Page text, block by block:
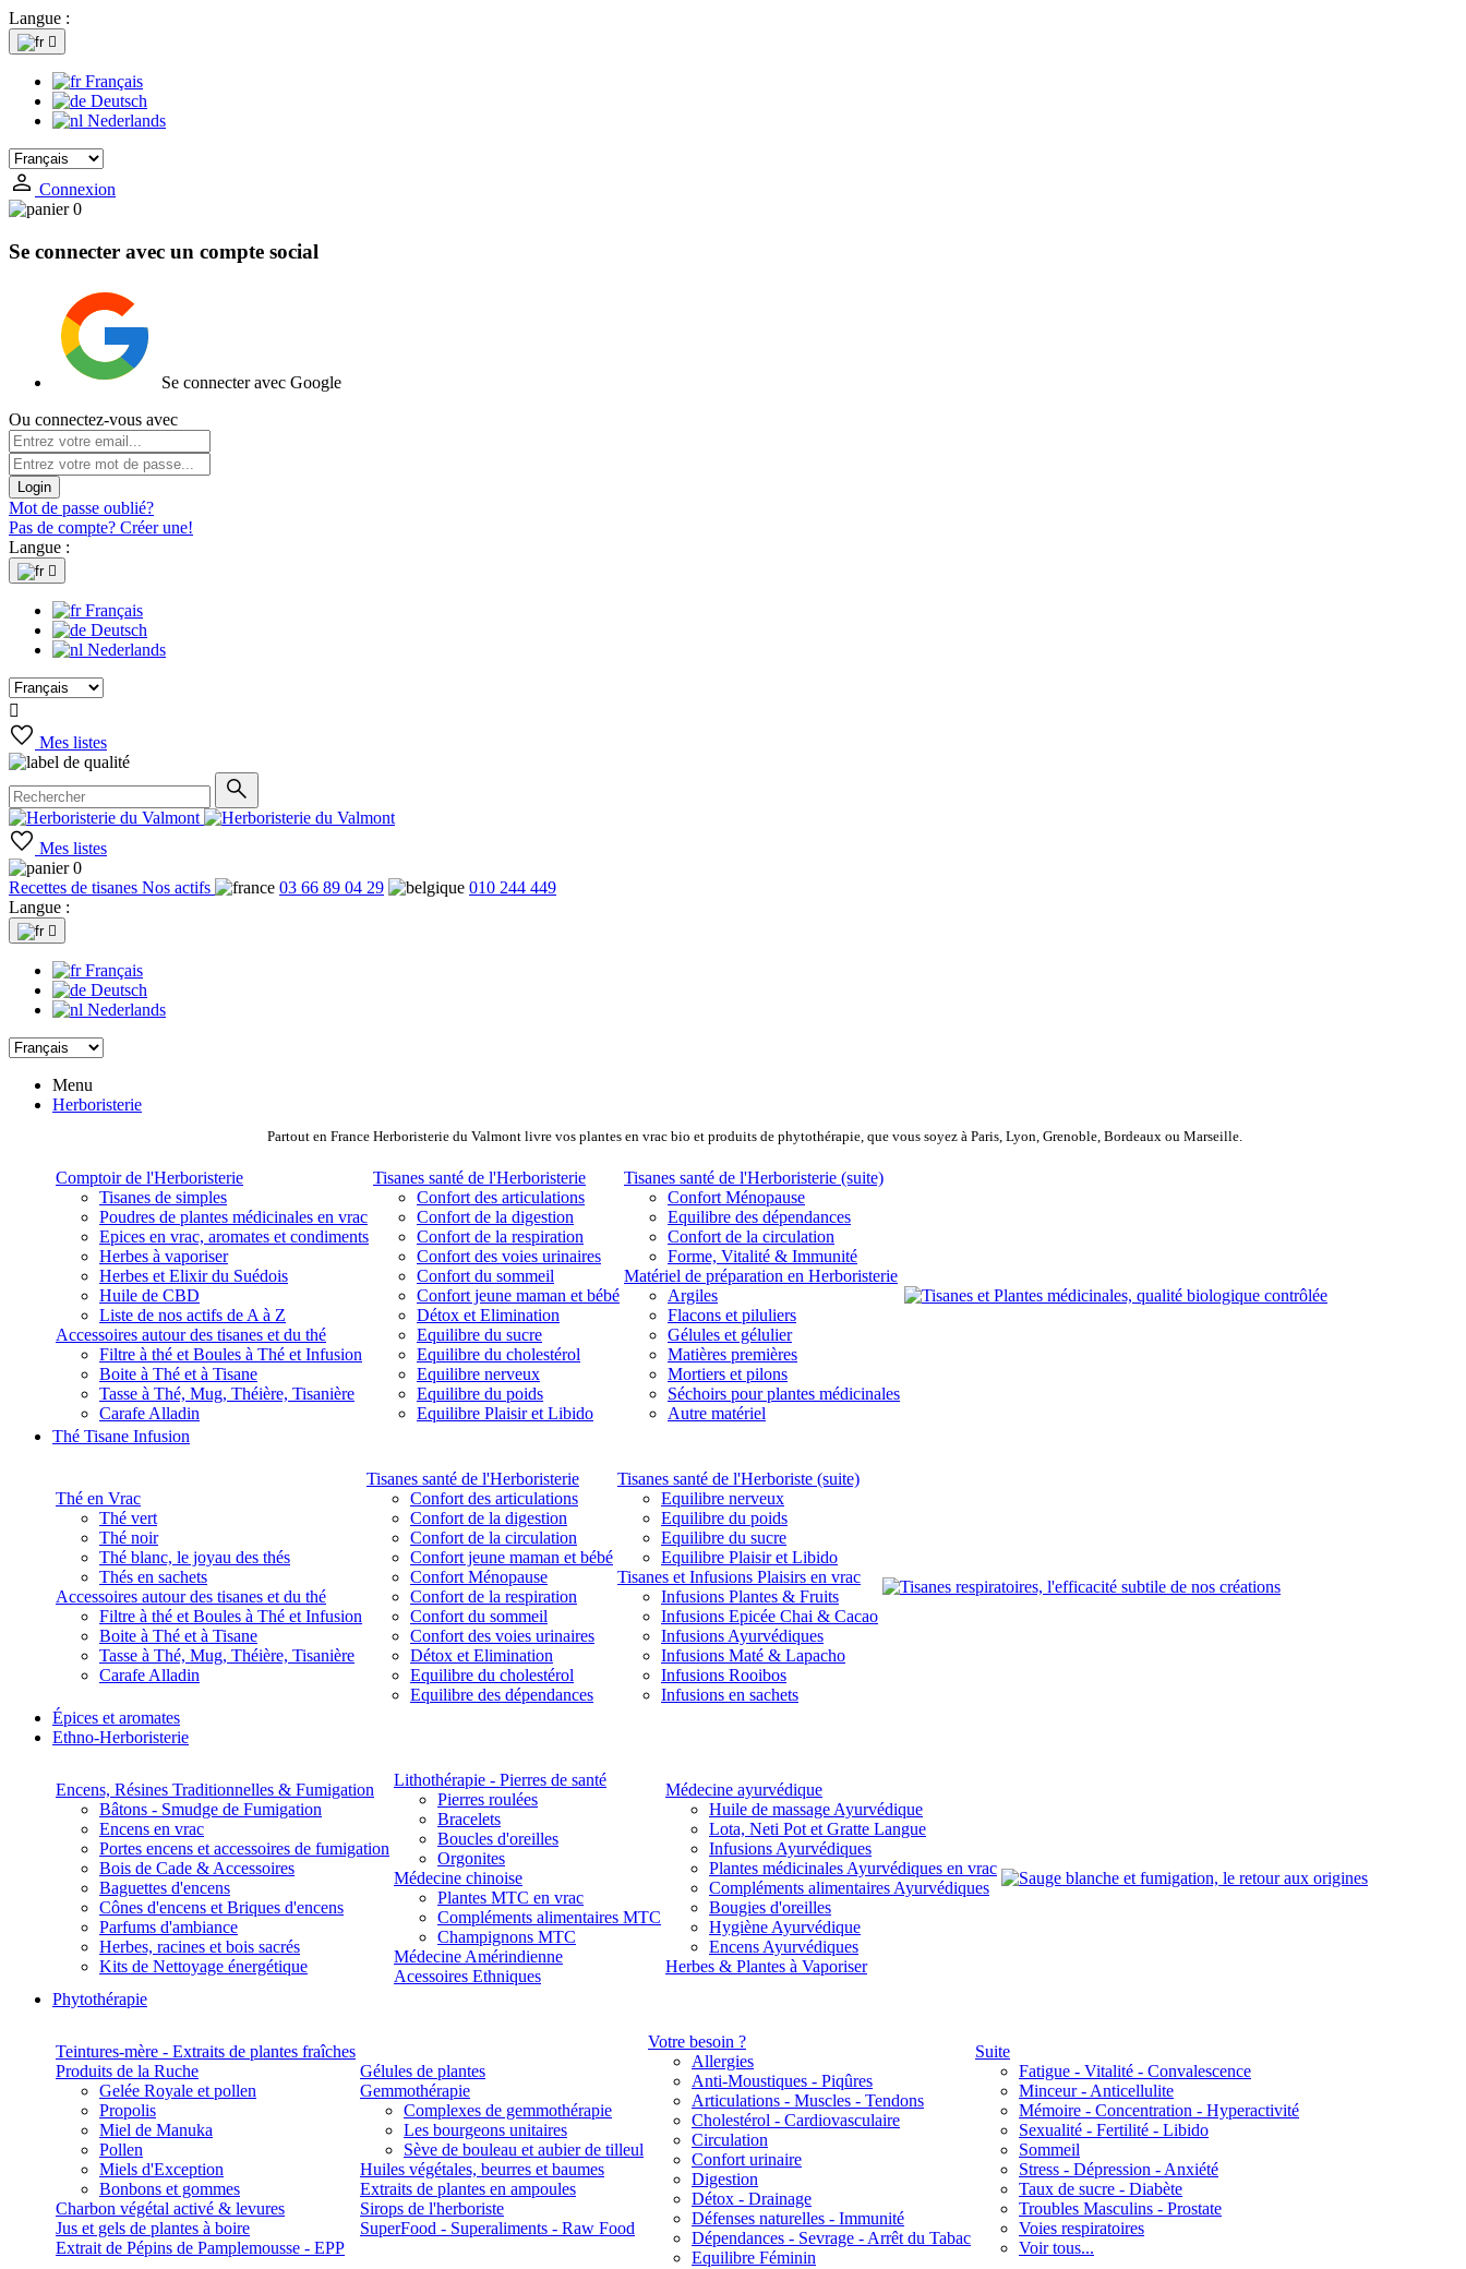
Langue :

Français
Deutsch
Nederlands
Connexion
0
Se connecter avec un compte social
Se connecter avec Google
Ou connectez-vous avec
Login
Mot de passe oublié?
Pas de compte? Créer une!
Langue :

Français
Deutsch
Nederlands

Mes listes
Mes listes
0
Recettes de tisanes Nos actifs 03 66 89 04 29
010 244 449
Langue :

Français
Deutsch
Nederlands
Menu
Herboristerie
Partout en France Herboristerie du Valmont livre vos plantes en vrac bio et produits de phytothérapie, que vous soyez à Paris, Lyon, Grenoble, Bordeaux ou Marseille.
Comptoir de l'Herboristerie
Tisanes de simples
Poudres de plantes médicinales en vrac
Epices en vrac, aromates et condiments
Herbes à vaporiser
Herbes et Elixir du Suédois
Huile de CBD
Liste de nos actifs de A à Z
Accessoires autour des tisanes et du thé
Filtre à thé et Boules à Thé et Infusion
Boite à Thé et à Tisane
Tasse à Thé, Mug, Théière, Tisanière
Carafe Alladin
Tisanes santé de l'Herboristerie
Confort des articulations
Confort de la digestion
Confort de la respiration
Confort des voies urinaires
Confort du sommeil
Confort jeune maman et bébé
Détox et Elimination
Equilibre du sucre
Equilibre du cholestérol
Equilibre nerveux
Equilibre du poids
Equilibre Plaisir et Libido
Tisanes santé de l'Herboristerie (suite)
Confort Ménopause
Equilibre des dépendances
Confort de la circulation
Forme, Vitalité & Immunité
Matériel de préparation en Herboristerie
Argiles
Flacons et piluliers
Gélules et gélulier
Matières premières
Mortiers et pilons
Séchoirs pour plantes médicinales
Autre matériel
Thé Tisane Infusion
Thé en Vrac
Thé vert
Thé noir
Thé blanc, le joyau des thés
Thés en sachets
Accessoires autour des tisanes et du thé
Filtre à thé et Boules à Thé et Infusion
Boite à Thé et à Tisane
Tasse à Thé, Mug, Théière, Tisanière
Carafe Alladin
Tisanes santé de l'Herboristerie
Confort des articulations
Confort de la digestion
Confort de la circulation
Confort jeune maman et bébé
Confort Ménopause
Confort de la respiration
Confort du sommeil
Confort des voies urinaires
Détox et Elimination
Equilibre du cholestérol
Equilibre des dépendances
Tisanes santé de l'Herboriste (suite)
Equilibre nerveux
Equilibre du poids
Equilibre du sucre
Equilibre Plaisir et Libido
Tisanes et Infusions Plaisirs en vrac
Infusions Plantes & Fruits
Infusions Epicée Chai & Cacao
Infusions Ayurvédiques
Infusions Maté & Lapacho
Infusions Rooibos
Infusions en sachets
Épices et aromates
Ethno-Herboristerie
Encens, Résines Traditionnelles & Fumigation
Bâtons - Smudge de Fumigation
Encens en vrac
Portes encens et accessoires de fumigation
Bois de Cade & Accessoires
Baguettes d'encens
Cônes d'encens et Briques d'encens
Parfums d'ambiance
Herbes, racines et bois sacrés
Kits de Nettoyage énergétique
Lithothérapie - Pierres de santé
Pierres roulées
Bracelets
Boucles d'oreilles
Orgonites
Médecine chinoise
Plantes MTC en vrac
Compléments alimentaires MTC
Champignons MTC
Médecine Amérindienne
Acessoires Ethniques
Médecine ayurvédique
Huile de massage Ayurvédique
Lota, Neti Pot et Gratte Langue
Infusions Ayurvédiques
Plantes médicinales Ayurvédiques en vrac
Compléments alimentaires Ayurvédiques
Bougies d'oreilles
Hygiène Ayurvédique
Encens Ayurvédiques
Herbes & Plantes à Vaporiser
Phytothérapie
Teintures-mère - Extraits de plantes fraîches
Produits de la Ruche
Gelée Royale et pollen
Propolis
Miel de Manuka
Pollen
Miels d'Exception
Bonbons et gommes
Charbon végétal activé & levures
Jus et gels de plantes à boire
Extrait de Pépins de Pamplemousse - EPP
Gélules de plantes
Gemmothérapie
Complexes de gemmothérapie
Les bourgeons unitaires
Sève de bouleau et aubier de tilleul
Huiles végétales, beurres et baumes
Extraits de plantes en ampoules
Sirops de l'herboriste
SuperFood - Superaliments - Raw Food
Votre besoin ?
Allergies
Anti-Moustiques - Piqûres
Articulations - Muscles - Tendons
Cholestérol - Cardiovasculaire
Circulation
Confort urinaire
Digestion
Détox - Drainage
Défenses naturelles - Immunité
Dépendances - Sevrage - Arrêt du Tabac
Equilibre Féminin
Suite
Fatigue - Vitalité - Convalescence
Minceur - Anticellulite
Mémoire - Concentration - Hyperactivité
Sexualité - Fertilité - Libido
Sommeil
Stress - Dépression - Anxiété
Taux de sucre - Diabète
Troubles Masculins - Prostate
Voies respiratoires
Voir tous...